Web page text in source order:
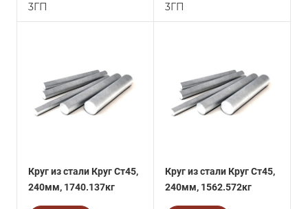
3ГП 3ГП
Круг из стали Круг Ст45,
240мм, 1740.137кг
Круг из стали Круг Ст45,
240мм, 1562.572кг